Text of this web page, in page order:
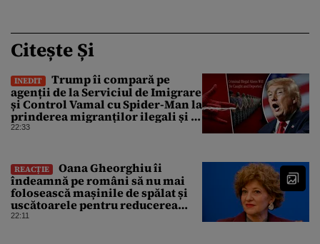
Citește Și
INEDIT
Trump îi compară pe
agenții de la Serviciul de Imigrare
și Control Vamal cu Spider-Man la
prinderea migranților ilegali și a
infractorilor
22:33
REACȚIE
Oana Gheorghiu îi
îndeamnă pe români să nu mai
folosească mașinile de spălat și
uscătoarele pentru reducerea
consumului de energie
22:11